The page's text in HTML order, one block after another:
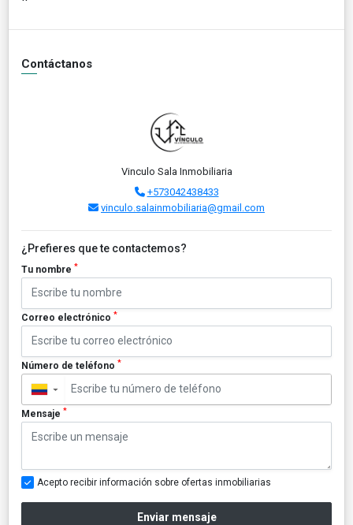
Contáctanos
Vinculo Sala Inmobiliaria
+573042438433
vinculo.salainmobiliaria@gmail.com
¿Prefieres que te contactemos?
Tu nombre *
Correo electrónico *
Número de teléfono *
▼
Mensaje *
Acepto recibir información sobre ofertas inmobiliarias
Enviar mensaje